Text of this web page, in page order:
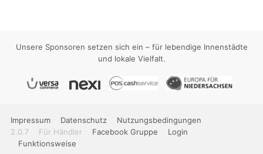
Unsere Sponsoren setzen sich ein – für lebendige Innenstädte
und lokale Vielfalt.
Impressum Datenschutz
Nutzungsbedingungen
2.0.7
Für Händler Facebook Gruppe
Login
Funktionsweise